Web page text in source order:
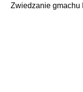
Zwiedzanie gmachu